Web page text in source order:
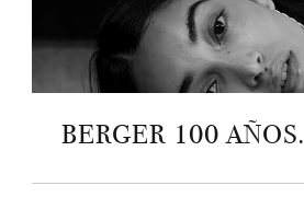
BERGER 100 AÑOS.